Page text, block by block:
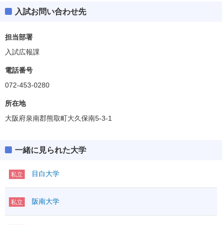
入試お問い合わせ先
担当部署
入試広報課
電話番号
072-453-0280
所在地
大阪府泉南郡熊取町大久保南5-3-1
一緒に見られた大学
私立 目白大学
私立 阪南大学